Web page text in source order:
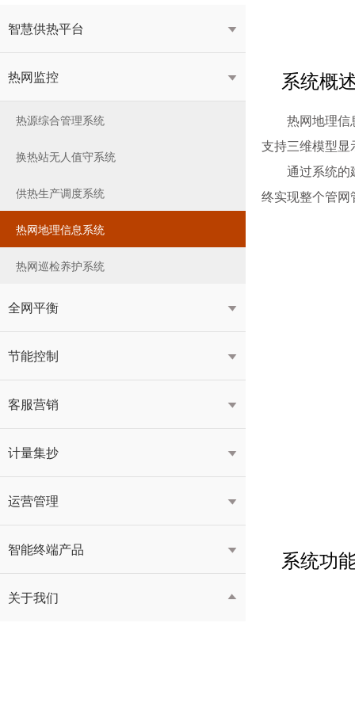
智慧供热平台 
热网监控 
热源综合管理系统
换热站无人值守系统
供热生产调度系统
热网地理信息系统
热网巡检养护系统
全网平衡 
节能控制 
客服营销 
计量集抄 
运营管理 
智能终端产品 
关于我们 
系统概
热网地理信
支持三维模型
通过系统的
终实现整个管
系统功